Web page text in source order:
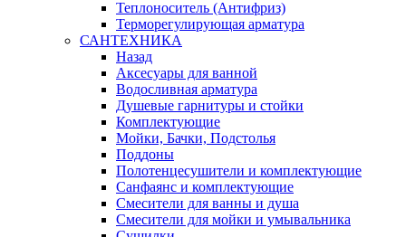
Теплоноситель (Антифриз)
Терморегулирующая арматура
САНТЕХНИКА
Назад
Аксесуары для ванной
Водосливная арматура
Душевые гарнитуры и стойки
Комплектующие
Мойки, Бачки, Подстолья
Поддоны
Полотенцесушители и комплектующие
Санфаянс и комплектующие
Смесители для ванны и душа
Смесители для мойки и умывальника